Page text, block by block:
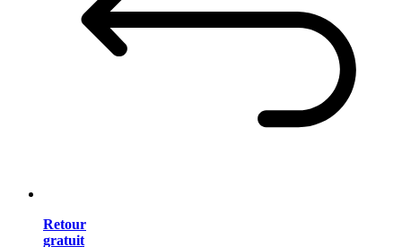
Retour
gratuit